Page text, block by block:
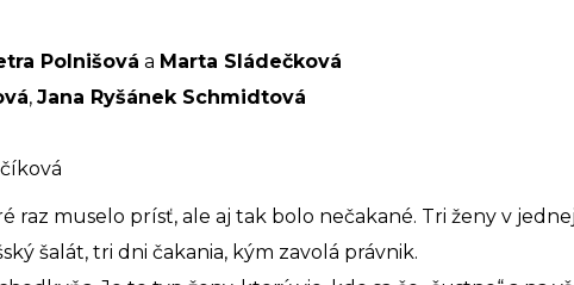
Polnišová a Marta Sládečková
, Jana Ryšánek Schmidtová
raz muselo prísť, ale aj tak bolo nečakané. Tri ženy v
šalát, tri dni čakania, kým zavolá právnik.